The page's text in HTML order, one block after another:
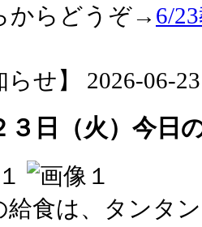
からどうぞ→ 6/
らせ】 2026-06-
３日（火）今日
給食は、タンタ